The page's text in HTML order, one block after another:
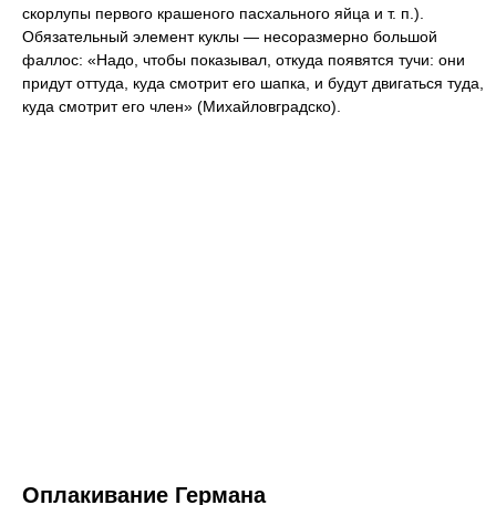
скорлупы первого крашеного пасхального яйца и т. п.).
Обязательный элемент куклы — несоразмерно большой
фаллос: «Надо, чтобы показывал, откуда появятся тучи: они
придут оттуда, куда смотрит его шапка, и будут двигаться туда,
куда смотрит его член» (Михайловградско).
Оплакивание Германа